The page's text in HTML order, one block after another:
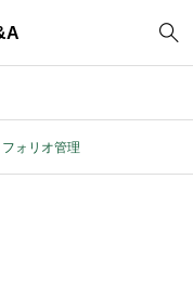
ォリオ管理